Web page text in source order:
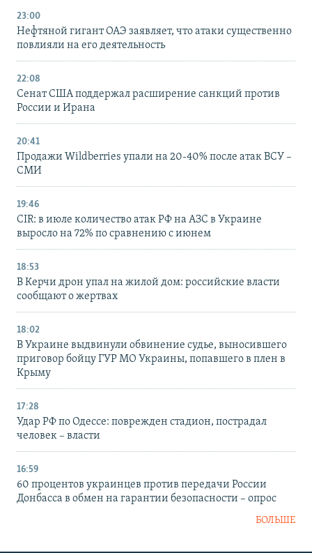
23:00
Нефтяной гигант ОАЭ заявляет, что атаки существенно
повлияли на его деятельность
22:08
Сенат США поддержал расширение санкций против
России и Ирана
20:41
Продажи Wildberries упали на 20-40% после атак ВСУ –
СМИ
19:46
CIR: в июле количество атак РФ на АЗС в Украине
выросло на 72% по сравнению с июнем
18:53
В Керчи дрон упал на жилой дом: российские власти
сообщают о жертвах
18:02
В Украине выдвинули обвинение судье, выносившего
приговор бойцу ГУР МО Украины, попавшего в плен в
Крыму
17:28
Удар РФ по Одессе: поврежден стадион, пострадал
человек – власти
16:59
60 процентов украинцев против передачи России
Донбасса в обмен на гарантии безопасности – опрос
БОЛЬШЕ